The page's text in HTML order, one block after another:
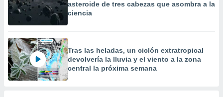
asteroide de tres cabezas que asombra a la
ciencia
Tras las heladas, un ciclón extratropical
devolvería la lluvia y el viento a la zona
central la próxima semana